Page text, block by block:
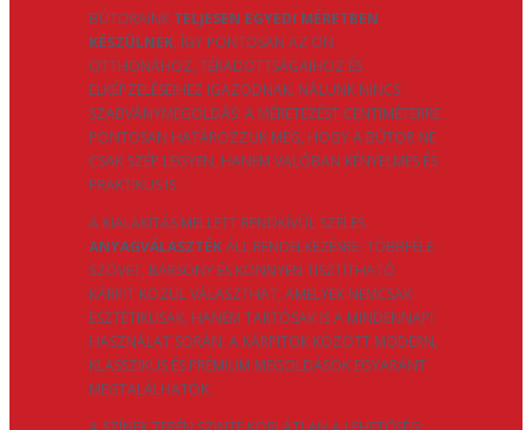
BÚTORAINK TELJESEN EGYEDI MÉRETBEN
KÉSZÜLNEK, ÍGY PONTOSAN AZ ÖN
OTTHONÁHOZ, TÉRADOTTSÁGAIHOZ ÉS
ELKÉPZELÉSEIHEZ IGAZODNAK. NÁLUNK NINCS
SZABVÁNYMEGOLDÁS: A MÉRETEZÉST CENTIMÉTERRE
PONTOSAN HATÁROZZUK MEG, HOGY A BÚTOR NE
CSAK SZÉP LEGYEN, HANEM VALÓBAN KÉNYELMES ÉS
PRAKTIKUS IS.
A KIALAKÍTÁS MELLETT RENDKÍVÜL SZÉLES
ANYAGVÁLASZTÉKÁLL RENDELKEZÉSRE. TÖBBFÉLE
SZÖVET, BÁRSONY ÉS KÖNNYEN TISZTÍTHATÓ
KÁRPIT KÖZÜL VÁLASZTHAT, AMELYEK NEMCSAK
ESZTÉTIKUSAK, HANEM TARTÓSAK IS A MINDENNAPI
HASZNÁLAT SORÁN. A KÁRPITOK KÖZÖTT MODERN,
KLASSZIKUS ÉS PRÉMIUM MEGOLDÁSOK EGYARÁNT
MEGTALÁLHATÓK.